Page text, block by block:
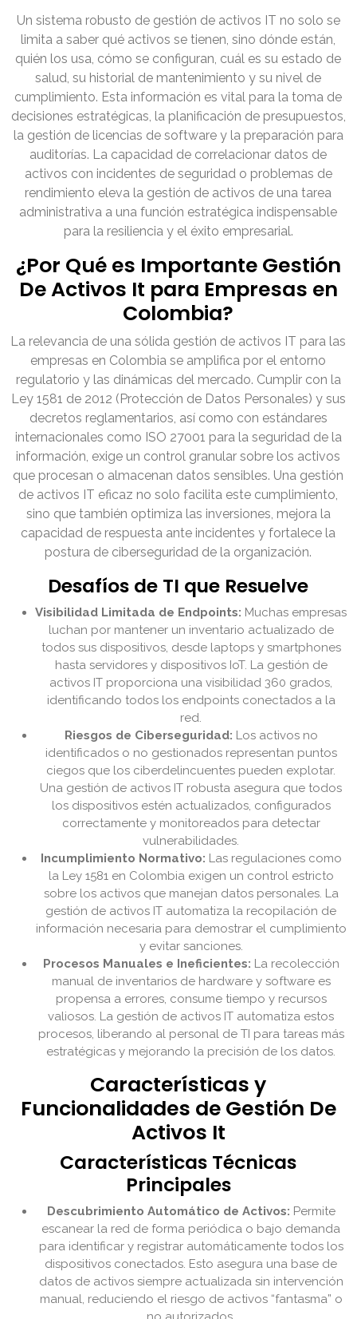
Un sistema robusto de gestión de activos IT no solo se
limita a saber qué activos se tienen, sino dónde están,
quién los usa, cómo se configuran, cuál es su estado de
salud, su historial de mantenimiento y su nivel de
cumplimiento. Esta información es vital para la toma de
decisiones estratégicas, la planificación de presupuestos,
la gestión de licencias de software y la preparación para
auditorías. La capacidad de correlacionar datos de
activos con incidentes de seguridad o problemas de
rendimiento eleva la gestión de activos de una tarea
administrativa a una función estratégica indispensable
para la resiliencia y el éxito empresarial.
¿Por Qué es Importante Gestión
De Activos It para Empresas en
Colombia?
La relevancia de una sólida gestión de activos IT para las
empresas en Colombia se amplifica por el entorno
regulatorio y las dinámicas del mercado. Cumplir con la
Ley 1581 de 2012 (Protección de Datos Personales) y sus
decretos reglamentarios, así como con estándares
internacionales como ISO 27001 para la seguridad de la
información, exige un control granular sobre los activos
que procesan o almacenan datos sensibles. Una gestión
de activos IT eficaz no solo facilita este cumplimiento,
sino que también optimiza las inversiones, mejora la
capacidad de respuesta ante incidentes y fortalece la
postura de ciberseguridad de la organización.
Desafíos de TI que Resuelve
Visibilidad Limitada de Endpoints: Muchas empresas
luchan por mantener un inventario actualizado de
todos sus dispositivos, desde laptops y smartphones
hasta servidores y dispositivos IoT. La gestión de
activos IT proporciona una visibilidad 360 grados,
identificando todos los endpoints conectados a la
red.
Riesgos de Ciberseguridad: Los activos no
identificados o no gestionados representan puntos
ciegos que los ciberdelincuentes pueden explotar.
Una gestión de activos IT robusta asegura que todos
los dispositivos estén actualizados, configurados
correctamente y monitoreados para detectar
vulnerabilidades.
Incumplimiento Normativo: Las regulaciones como
la Ley 1581 en Colombia exigen un control estricto
sobre los activos que manejan datos personales. La
gestión de activos IT automatiza la recopilación de
información necesaria para demostrar el cumplimiento
y evitar sanciones.
Procesos Manuales e Ineficientes: La recolección
manual de inventarios de hardware y software es
propensa a errores, consume tiempo y recursos
valiosos. La gestión de activos IT automatiza estos
procesos, liberando al personal de TI para tareas más
estratégicas y mejorando la precisión de los datos.
Características y
Funcionalidades de Gestión De
Activos It
Características Técnicas
Principales
Descubrimiento Automático de Activos: Permite
escanear la red de forma periódica o bajo demanda
para identificar y registrar automáticamente todos los
dispositivos conectados. Esto asegura una base de
datos de activos siempre actualizada sin intervención
manual, reduciendo el riesgo de activos “fantasma” o